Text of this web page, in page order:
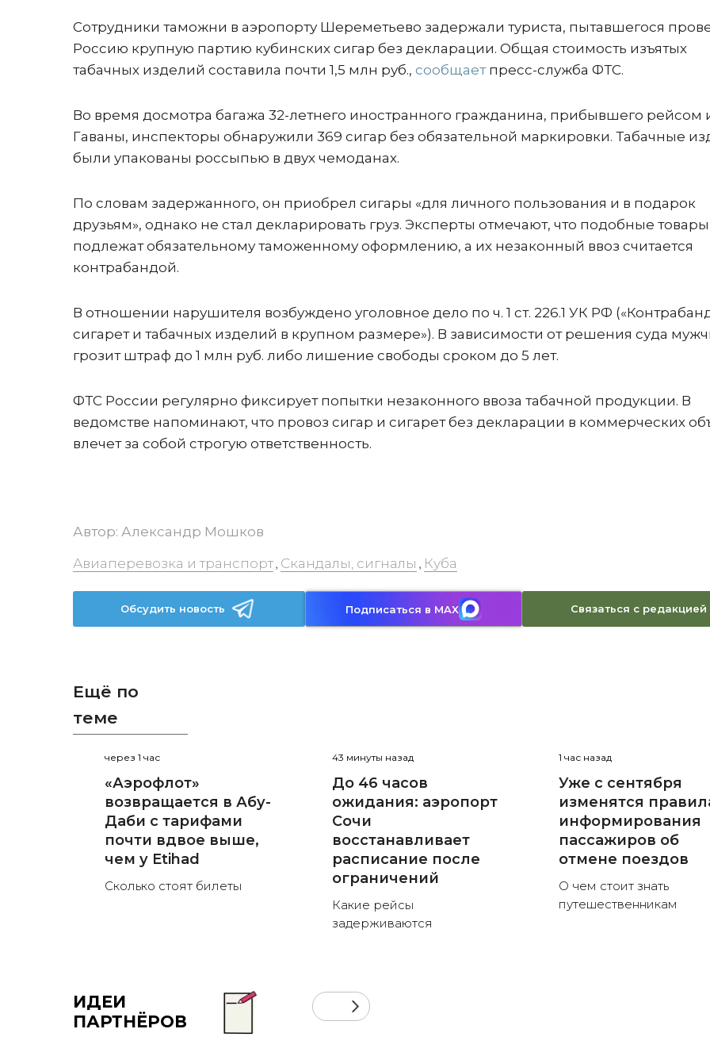
Сотрудники таможни в аэропорту Шереметьево задержали туриста, пытавшегося
Россию крупную партию кубинских сигар без декларации. Общая стоимость изъятых
табачных изделий составила почти 1,5 млн руб., сообщаетпресс-служба ФТС.
Во время досмотра багажа 32-летнего иностранного гражданина, прибывшего рейсом
Гаваны, инспекторы обнаружили 369 сигар без обязательной маркировки. Табачные
были упакованы россыпью в двух чемоданах.
По словам задержанного, он приобрел сигары «для личного пользования и в подарок
друзьям», однако не стал декларировать груз. Эксперты отмечают, что подобные товары
подлежат обязательному таможенному оформлению, а их незаконный ввоз считается
контрабандой.
В отношении нарушителя возбуждено уголовное дело по ч. 1 ст. 226.1 УК РФ
сигарет и табачных изделий в крупном размере»). В зависимости от решения суда
грозит штраф до 1 млн руб. либо лишение свободы сроком до 5 лет.
ФТС России регулярно фиксирует попытки незаконного ввоза табачной продукции. В
ведомстве напоминают, что провоз сигар и сигарет без декларации в коммерческих
влечет за собой строгую ответственность.
Автор: Александр Мошков
Авиаперевозка и транспорт, Скандалы, сигналы , Куба
Обсудить новость Подписаться в MAX Связаться с редакцией
Ещё по
теме
через 1 час
«Аэрофлот»
возвращается в Абу-
Даби с тарифами
почти вдвое выше,
чем у Etihad
Сколько стоят билеты
43 минуты назад
До 46 часов
ожидания: аэропорт
Сочи
восстанавливает
расписание после
ограничений
Какие рейсы
задерживаются
1 час назад
Уже с сентября
изменятся
информирования
пассажиров об
отмене поездов
О чем стоит знать
путешественникам
ИДЕИ
ПАРТНЁРОВ